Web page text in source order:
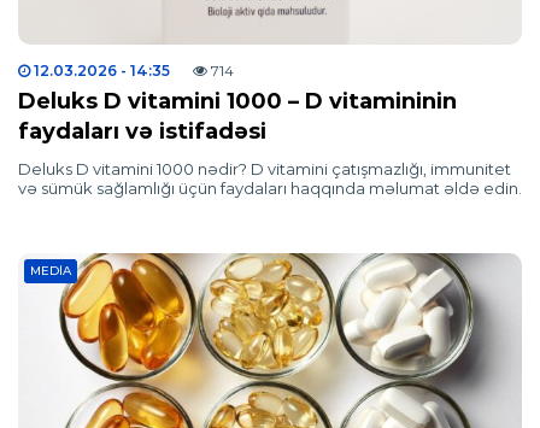
12.03.2026 - 14:35 714
Deluks D vitamini 1000 – D vitamininin
faydaları və istifadəsi
Deluks D vitamini 1000 nədir? D vitamini çatışmazlığı, immunitet
və sümük sağlamlığı üçün faydaları haqqında məlumat əldə edin.
MEDIA